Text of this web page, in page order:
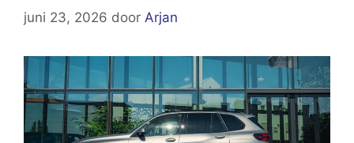
juni 23, 2026 door Arjan